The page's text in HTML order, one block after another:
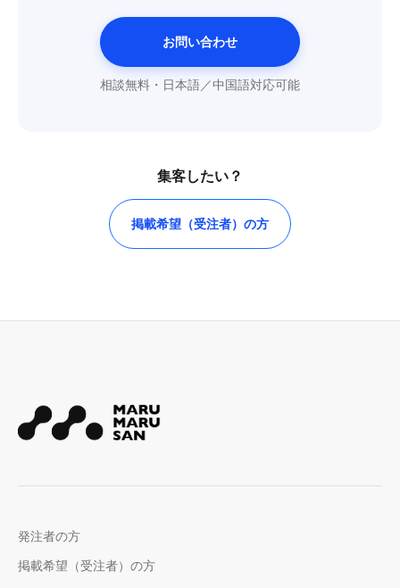
お問い合わせ
相談無料・日本語／中国語対応可能
集客したい？
掲載希望（受注者）の方
発注者の方
掲載希望（受注者）の方